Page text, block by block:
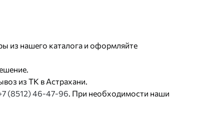
из нашего каталога и оформляйте
из ТК в Астрахани.
(8512) 46-47-96. При необходимости наши